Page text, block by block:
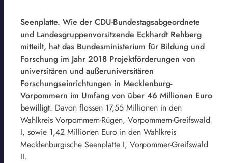
Seenplatte. Wie der CDU-Bundestagsabgeordnete
und Landesgruppenvorsitzende Eckhardt Rehberg
mitteilt, hat das Bundesministerium für Bildung und
Forschung im Jahr 2018 Projektförderungen von
universitären und außeruniversitären
Forschungseinrichtungen in Mecklenburg-
Vorpommern im Umfang von über 46 Millionen Euro
bewilligt. Davon flossen 17,55 Millionen in den
Wahlkreis Vorpommern-Rügen, Vorpommern-Greifswald
I, sowie 1,42 Millionen Euro in den Wahlkreis
Mecklenburgische Seenplatte I, Vorpommer-Greifswald
II.